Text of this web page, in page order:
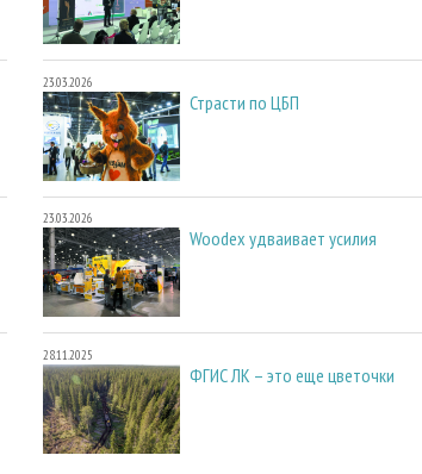
23.03.2026
Страсти по ЦБП
23.03.2026
Woodex удваивает усилия
28.11.2025
ФГИС ЛК – это еще цветочки